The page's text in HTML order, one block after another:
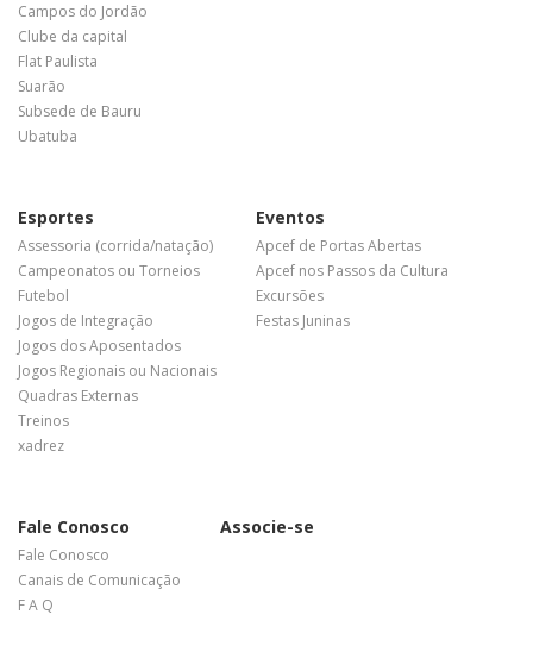
Campos do Jordão
Clube da capital
Flat Paulista
Suarão
Subsede de Bauru
Ubatuba
Esportes
Assessoria (corrida/natação)
Campeonatos ou Torneios
Futebol
Jogos de Integração
Jogos dos Aposentados
Jogos Regionais ou Nacionais
Quadras Externas
Treinos
xadrez
Eventos
Apcef de Portas Abertas
Apcef nos Passos da Cultura
Excursões
Festas Juninas
Fale Conosco
Fale Conosco
Canais de Comunicação
F A Q
Associe-se